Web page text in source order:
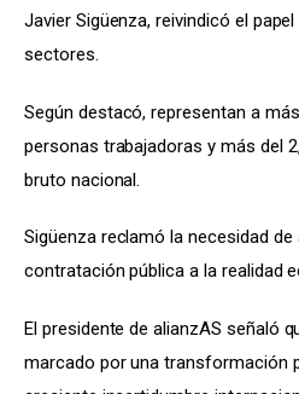
Javier Sigüenza, reivindicó el
sectores.
Según destacó, representan a
personas trabajadoras y más del
bruto nacional.
Sigüenza reclamó la necesidad
contratación pública a la realidad
El presidente de alianzAS señaló
marcado por una transformación